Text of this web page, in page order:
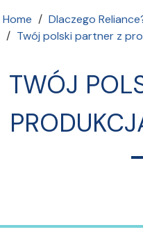
Home
Dlaczego
Twój polski partner z
TWÓJ